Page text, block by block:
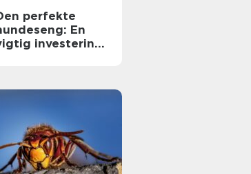
perfekte
En
investering